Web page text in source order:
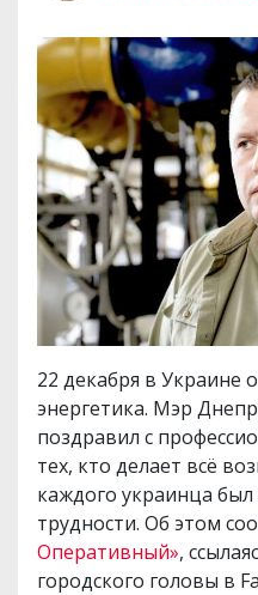
22 декабря в Украине
энергетика. Мэр
поздравил с
тех, кто делает всё
каждого украинца был
трудности. Об этом
Оперативный»,
городского головы в